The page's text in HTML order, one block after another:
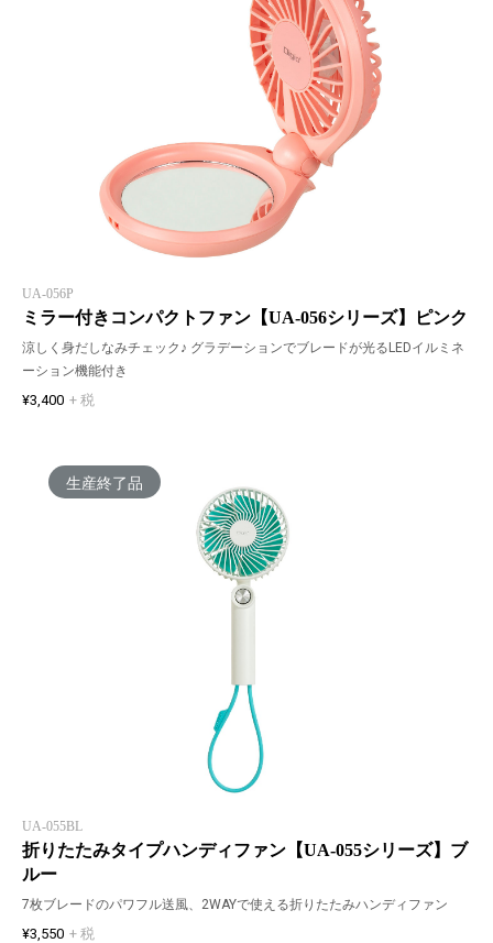
UA-056P
ミラー付きコンパクトファン【UA-056シリーズ】ピンク
涼しく身だしなみチェック♪ グラデーションでブレードが光るLEDイルミネ
ーション機能付き
¥3,400 + 税
生産終了品
UA-055BL
折りたたみタイプハンディファン【UA-055シリーズ】ブ
ルー
7枚ブレードのパワフル送風、2WAYで使える折りたたみハンディファン
¥3,550 + 税